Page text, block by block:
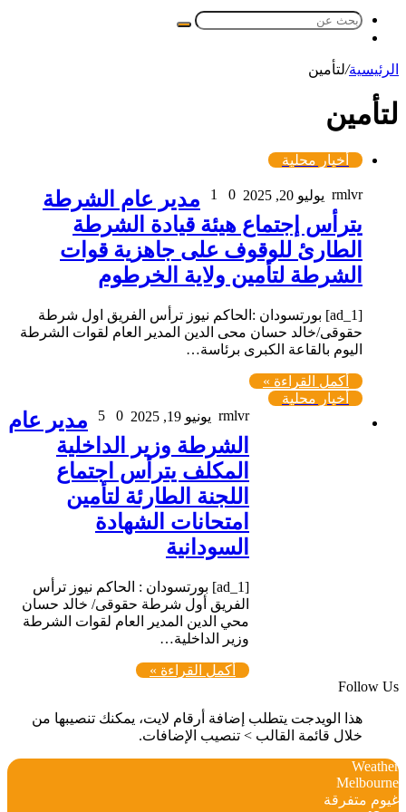
بحث
الرئيسية/لتأمين
لتأمين
أخبار محلية
rmlvr يوليو 20, 2025 0
مدير عام الشرطة
يترأس إجتماع هيئة قيادة الشرطة
الطارئ للوقوف على جاهزية قوات
الشرطة لتأمين ولاية الخرطوم
[ad_1] بورتسودان :الحاكم نيوز ترأس الفريق اول شرطة
حقوقى/خالد حسان محى الدين المدير العام لقوات الشرطة
اليوم بالقاعة الكبرى برئاسة…
أكمل القراءة »
أخبار محلية
rmlvr يونيو 19, 2025 0
مدير عام
الشرطة وزير الداخلية
المكلف يترأس اجتماع
اللجنة الطارئة لتأمين
امتحانات الشهادة
السودانية
[ad_1] بورتسودان : الحاكم نيوز ترأس
الفريق أول شرطة حقوقى/ خالد حسان
محي الدين المدير العام لقوات الشرطة
وزير الداخلية…
أكمل القراءة »
Follow Us
هذا الويدجت يتطلب إضافة أرقام لايت، يمكنك تنصيبها من
خلال قائمة القالب > تنصيب الإضافات.
Weather
Melbourne
غيوم متفرقة